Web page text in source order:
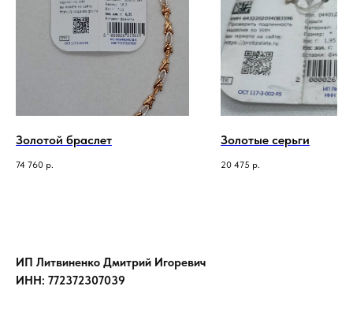
Золотой браслет
74 760 р.
Золотые серьги
20 475 р.
ИП Литвиненко Дмитрий Игоревич
ИНН: 772372307039